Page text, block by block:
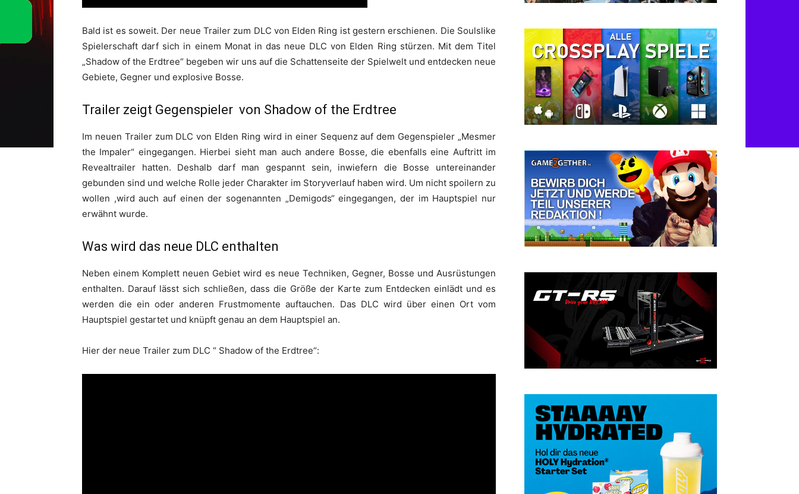
Bald ist es soweit. Der neue Trailer zum DLC von Elden Ring ist gestern erschienen. Die Soulslike
Spielerschaft darf sich in einem Monat in das neue DLC von Elden Ring stürzen. Mit dem Titel
„Shadow of the Erdtree“ begeben wir uns auf die Schattenseite der Spielwelt und entdecken neue
Gebiete, Gegner und explosive Bosse.
Trailer zeigt Gegenspieler von Shadow of the Erdtree
Im neuen Trailer zum DLC von Elden Ring wird in einer Sequenz auf dem Gegenspieler „Mesmer
the Impaler“ eingegangen. Hierbei sieht man auch andere Bosse, die ebenfalls eine Auftritt im
Revealtrailer hatten. Deshalb darf man gespannt sein, inwiefern die Bosse untereinander
gebunden sind und welche Rolle jeder Charakter im Storyverlauf haben wird. Um nicht spoilern zu
wollen ,wird auch auf einen der sogenannten „Demigods“ eingegangen, der im Hauptspiel nur
erwähnt wurde.
Was wird das neue DLC enthalten
Neben einem Komplett neuen Gebiet wird es neue Techniken, Gegner, Bosse und Ausrüstungen
enthalten. Darauf lässt sich schließen, dass die Größe der Karte zum Entdecken einlädt und es
werden die ein oder anderen Frustmomente auftauchen. Das DLC wird über einen Ort vom
Hauptspiel gestartet und knüpft genau an dem Hauptspiel an.
Hier der neue Trailer zum DLC “ Shadow of the Erdtree“: